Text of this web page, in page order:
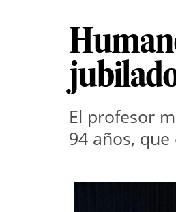
El profesor
94 años,